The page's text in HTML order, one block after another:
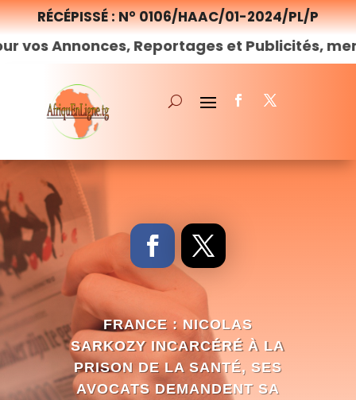
RÉCÉPISSÉ : N° 0106/HAAC/01-2024/PL/P
Reportages et Publicités, merci de
FRANCE : NICOLAS
SARKOZY INCARCÉRÉ À LA
PRISON DE LA SANTÉ, SES
AVOCATS DEMANDENT SA